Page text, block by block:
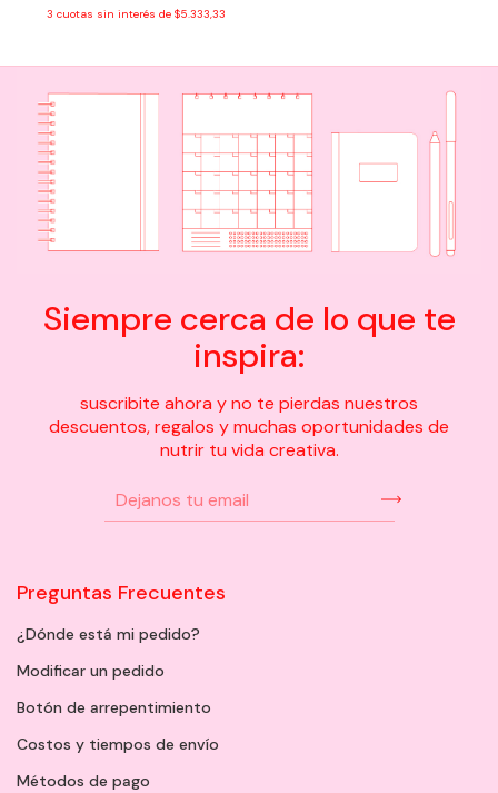
3 cuotas sin interés de $5.333,33
Siempre cerca de lo que te
inspira:
suscribite ahora y no te pierdas nuestros
descuentos, regalos y muchas oportunidades de
nutrir tu vida creativa.
Preguntas Frecuentes
¿Dónde está mi pedido?
Modificar un pedido
Botón de arrepentimiento
Costos y tiempos de envío
Métodos de pago